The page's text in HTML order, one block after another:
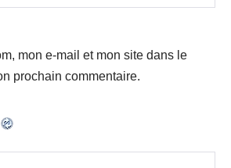
mon e-mail et mon site dans le
prochain commentaire.